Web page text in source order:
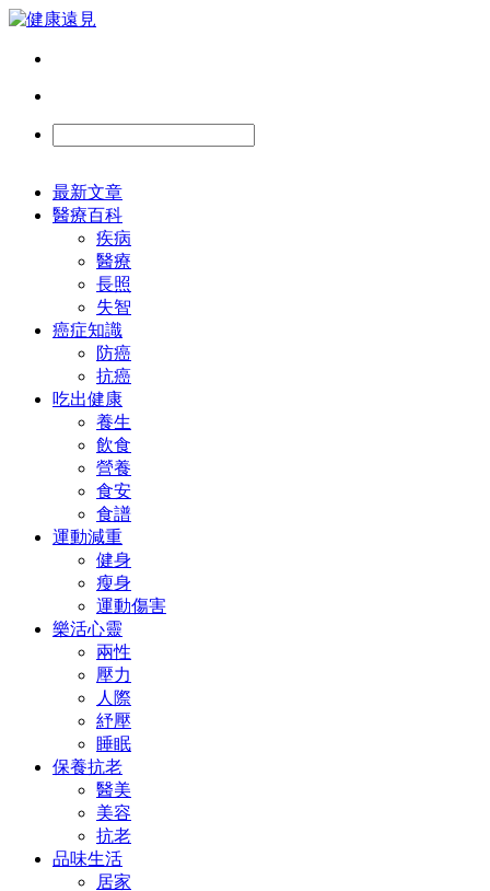
最新文章
醫療百科
疾病
醫療
長照
失智
癌症知識
防癌
抗癌
吃出健康
養生
飲食
營養
食安
食譜
運動減重
健身
瘦身
運動傷害
樂活心靈
兩性
壓力
人際
紓壓
睡眠
保養抗老
醫美
美容
抗老
品味生活
居家